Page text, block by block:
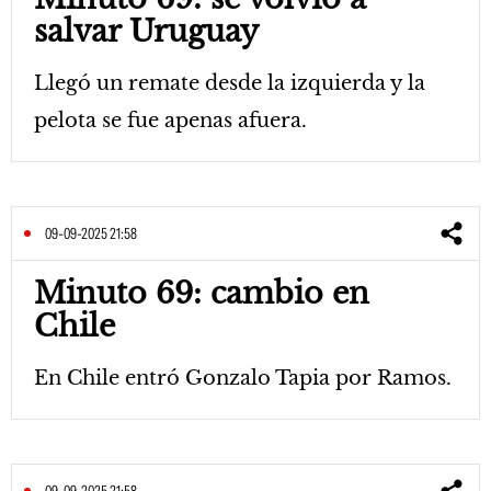
salvar Uruguay
Llegó un remate desde la izquierda y la
pelota se fue apenas afuera.
09-09-2025 21:58
Minuto 69: cambio en
Chile
En Chile entró Gonzalo Tapia por Ramos.